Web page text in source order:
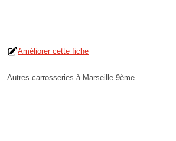
Améliorer cette fiche
Autres carrosseries à Marseille 9ème